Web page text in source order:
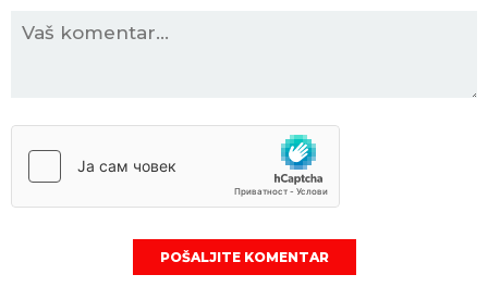
POŠALJITE KOMENTAR